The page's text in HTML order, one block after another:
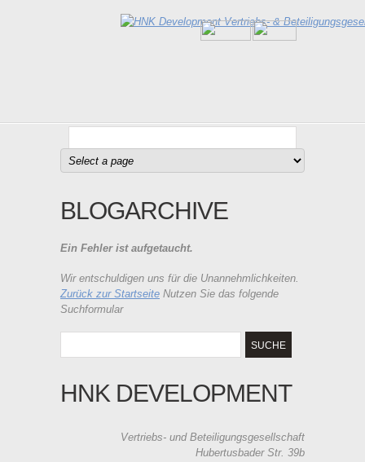
BLOGARCHIVE
Ein Fehler ist aufgetaucht.
Wir entschuldigen uns für die Unannehmlichkeiten.
Zurück zur Startseite Nutzen Sie das folgende
Suchformular
HNK DEVELOPMENT
Vertriebs- und Beteiligungsgesellschaft
Hubertusbader Str. 39b